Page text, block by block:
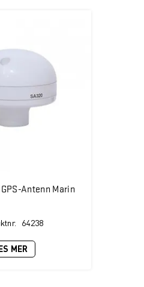
Antenn Marin
64238
MER